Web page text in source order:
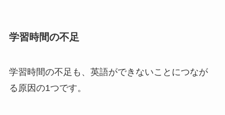
学習時間の不足
学習時間の不足も、英語ができないことにつなが
る原因の1つです。